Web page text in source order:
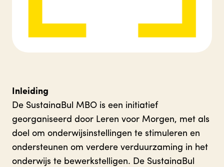
Inleiding
De SustainaBul MBO is een initiatief
georganiseerd door Leren voor Morgen, met als
doel om onderwijsinstellingen te stimuleren en
ondersteunen om verdere verduurzaming in het
onderwijs te bewerkstelligen. De SustainaBul